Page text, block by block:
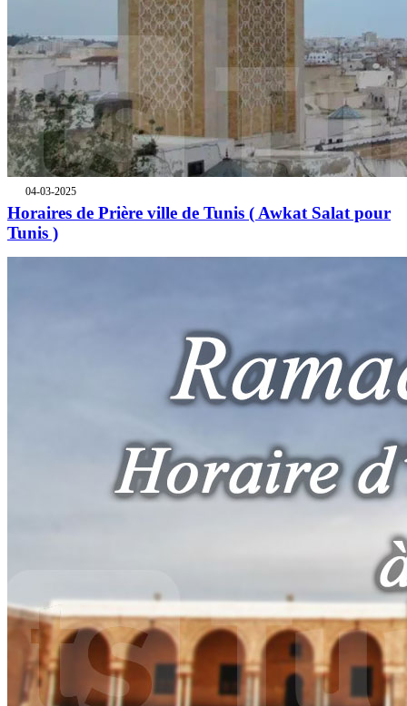
04-03-2025
Horaires de Prière ville de Tunis ( Awkat Salat pour
Tunis )